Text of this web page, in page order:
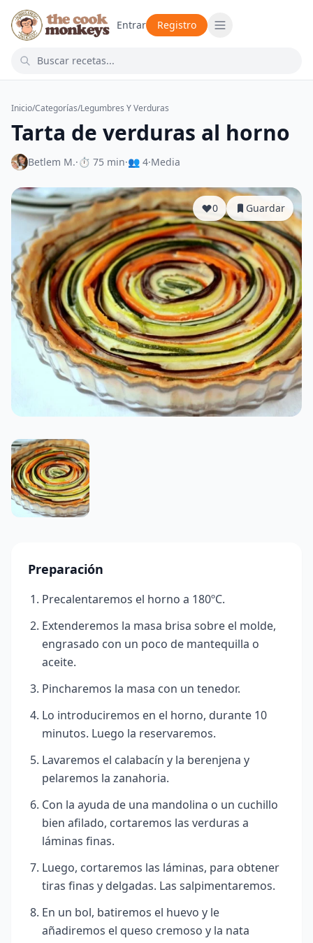
Entrar Registro
Inicio/Categorías/Legumbres Y Verduras
Tarta de verduras al horno
Betlem M.·⏱ 75 min·👥 4·Media
0 Guardar
Preparación
Precalentaremos el horno a 180ºC.
Extenderemos la masa brisa sobre el molde,
engrasado con un poco de mantequilla o
aceite.
Pincharemos la masa con un tenedor.
Lo introduciremos en el horno, durante 10
minutos. Luego la reservaremos.
Lavaremos el calabacín y la berenjena y
pelaremos la zanahoria.
Con la ayuda de una mandolina o un cuchillo
bien afilado, cortaremos las verduras a
láminas finas.
Luego, cortaremos las láminas, para obtener
tiras finas y delgadas. Las salpimentaremos.
En un bol, batiremos el huevo y le
añadiremos el queso cremoso y la nata